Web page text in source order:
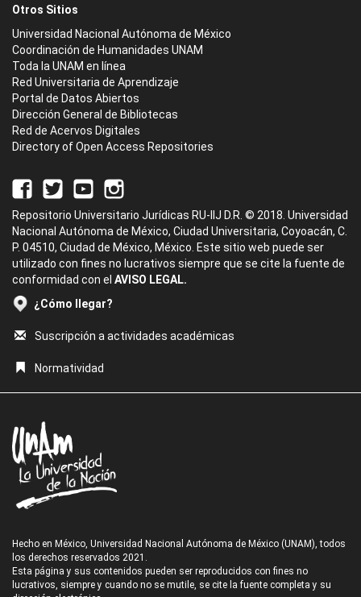
Otros Sitios
Universidad Nacional Autónoma de México
Coordinación de Humanidades UNAM
Toda la UNAM en línea
Red Universitaria de Aprendizaje
Portal de Datos Abiertos
Dirección General de Bibliotecas
Red de Acervos Digitales
Directory of Open Access Repositories
Repositorio Universitario Jurídicas RU-IIJ D.R. © 2018. Universidad
Nacional Autónoma de México, Ciudad Universitaria, Coyoacán, C.
P. 04510, Ciudad de México, México. Este sitio web puede ser
utilizado con fines no lucrativos siempre que se cite la fuente de
conformidad con el AVISO LEGAL.
¿Cómo llegar?
Suscripción a actividades académicas
Normatividad
Hecho en México, Universidad Nacional Autónoma de México (UNAM), todos
los derechos reservados 2021.
Esta página y sus contenidos pueden ser reproducidos con fines no
lucrativos, siempre y cuando no se mutile, se cite la fuente completa y su